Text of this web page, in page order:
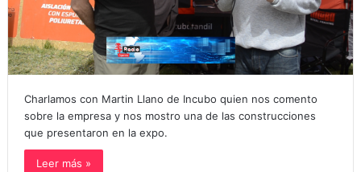
Charlamos con Martin Llano de Incubo quien nos comento
sobre la empresa y nos mostro una de las construcciones
que presentaron en la expo.
Leer más »